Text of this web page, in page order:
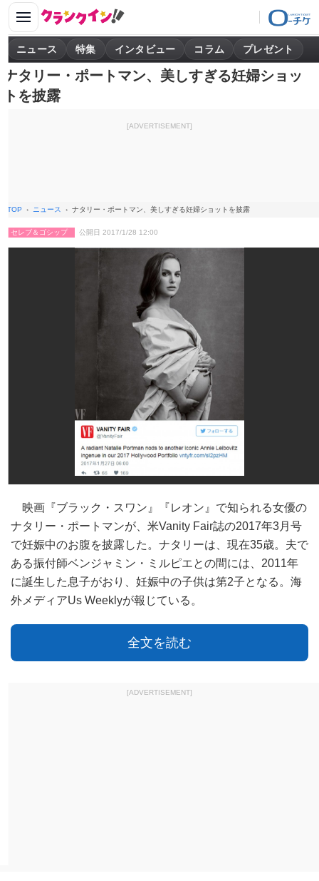
ニュース 特集 インタビュー コラム プレゼント
ナタリー・ポートマン、美しすぎる妊婦ショッ
トを披露
[ADVERTISEMENT]
TOP ニュース ナタリー・ポートマン、美しすぎる妊婦ショットを披露
セレブ＆ゴシップ 公開日 2017/1/28 12:00
映画『ブラック・スワン』『レオン』で知られる女優の
ナタリー・ポートマンが、米Vanity Fair誌の2017年3月号
で妊娠中のお腹を披露した。ナタリーは、現在35歳。夫で
ある振付師ベンジャミン・ミルピエとの間には、2011年
に誕生した息子がおり、妊娠中の子供は第2子となる。海
外メディアUs Weeklyが報じている。
全文を読む
[ADVERTISEMENT]